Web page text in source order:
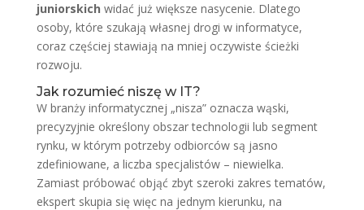
juniorskich widać już większe nasycenie. Dlatego
osoby, które szukają własnej drogi w informatyce,
coraz częściej stawiają na mniej oczywiste ścieżki
rozwoju.
Jak rozumieć niszę w IT?
W branży informatycznej „nisza” oznacza wąski,
precyzyjnie określony obszar technologii lub segment
rynku, w którym potrzeby odbiorców są jasno
zdefiniowane, a liczba specjalistów – niewielka.
Zamiast próbować objąć zbyt szeroki zakres tematów,
ekspert skupia się więc na jednym kierunku, na